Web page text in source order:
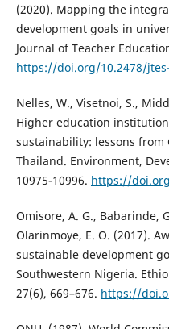
(2020). Mapping the
development goals in
Journal of Teacher
https://doi.org/10.2478/
Nelles, W., Visetnoi, S.,
Higher education
sustainability: lessons
Thailand. Environment,
10975-10996. https://
Omisore, A. G., Babarinde,
Olarinmoye, E. O. (2017).
sustainable development
Southwestern Nigeria.
27(6), 669–676. https://